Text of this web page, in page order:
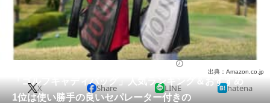
グルメ 地域
住まい 教育・育児
動物 リサーチ
「ゴルフキャディバッグ」人気ランキング＆おすすめ
1位は使い勝手の良いセパレーター付きの
出典：Amazon.co.jp
X Share LINE hatena